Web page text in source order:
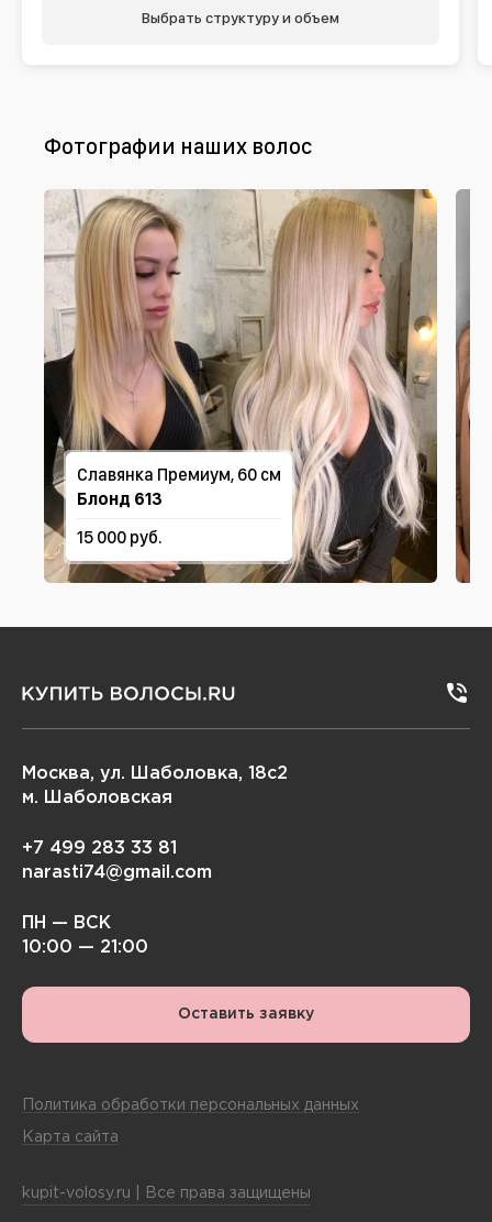
Выбрать структуру и объем
Фотографии наших волос
Славянка Премиум, 60 см
Блонд 613
15 000 руб.
Москва, ул. Шаболовка, 18с2
м. Шаболовская
+7 499 283 33 81
narasti74@gmail.com
ПН — ВСК
10:00 — 21:00
Оставить заявку
Политика обработки персональных данных
Карта сайта
kupit-volosy.ru | Все права защищены